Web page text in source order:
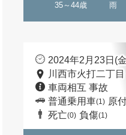
35～44歳 雨
2024年2月23日(
川西市火打二丁
車両相互 事故
普通乗用車(1) 原
死亡(0) 負傷(1)